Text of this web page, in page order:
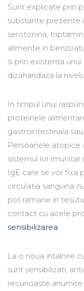
Sunt explicate prin
substante prezente
serotonina,
alimente in
si prin existenta
dizaharidaza la
In timpul unui
proteinele
gastrointestinala
Persoanele atopice
sistemul lor
IgE care se vor fixa
circulatia sangvina
pot ramane in
contact cu acele
sensibilizarea
La o noua intalnire
sunt sensibilizati,
recunoaste